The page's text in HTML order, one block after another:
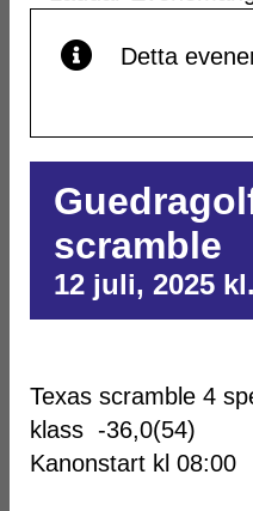
Detta
scramble
12 juli, 2025
Texas scramble 4
klass -36,0(54)
Kanonstart kl 08:00